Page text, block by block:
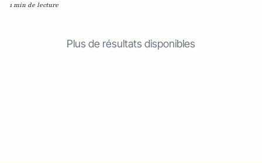
1 min de lecture
Plus de résultats disponibles